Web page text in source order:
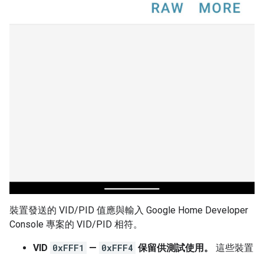
裝置發送的 VID/PID 值應與輸入 Google Home Developer
Console 專案的 VID/PID 相符。
VID 0xFFF1 — 0xFFF4 保留供測試使用。
這些裝置